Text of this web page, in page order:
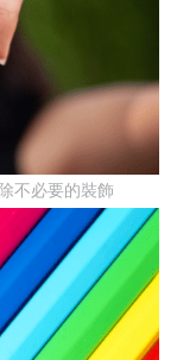
不必要的裝飾